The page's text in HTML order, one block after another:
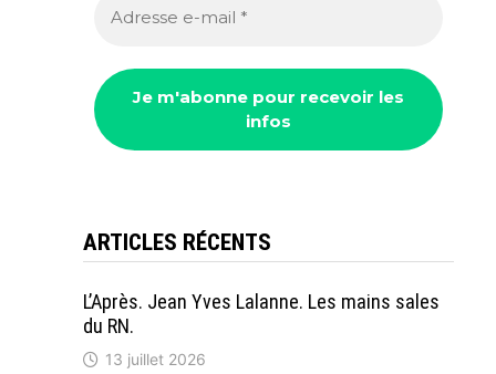
ARTICLES RÉCENTS
L’Après. Jean Yves Lalanne. Les mains sales
du RN.
13 juillet 2026